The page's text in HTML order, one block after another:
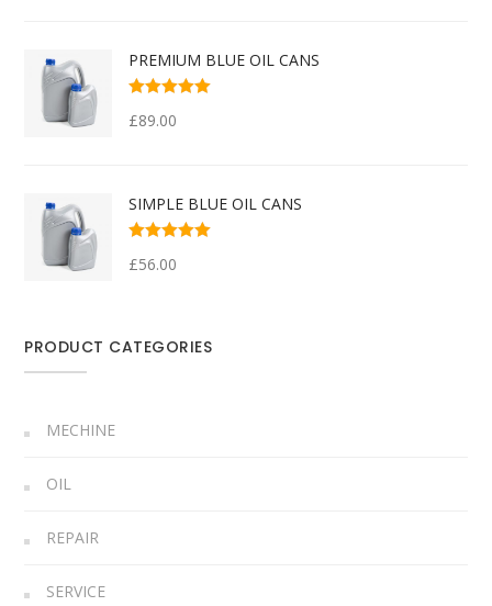
PREMIUM BLUE OIL CANS
of 5
£89.00
SIMPLE BLUE OIL CANS
out of 5
£56.00
PRODUCT CATEGORIES
MECHINE
OIL
REPAIR
SERVICE